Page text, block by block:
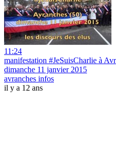
11:24
manifestation #JeSuisCharlie à
dimanche 11 janvier 2015
avranches infos
il y a 12 ans